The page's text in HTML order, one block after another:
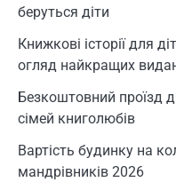
беруться діти
Книжкові історії для
огляд найкращих
Безкоштовний проїзд
сімей книголюбів
Вартість будинку на
мандрівників 2026